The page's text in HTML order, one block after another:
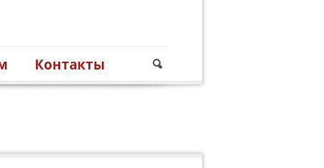
Контакты